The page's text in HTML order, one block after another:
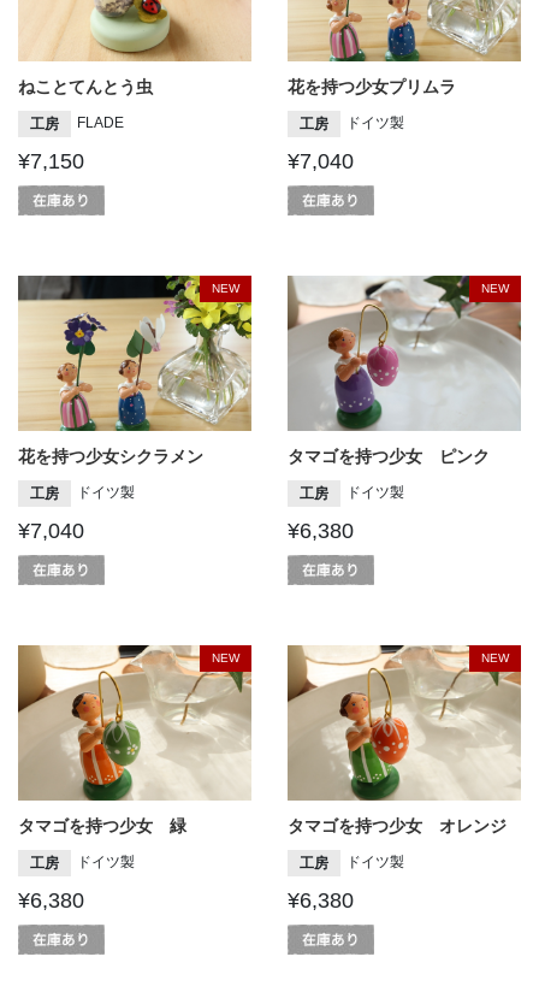
ねことてんとう虫
工房 FLADE
¥7,150
花を持つ少女プリムラ
工房 ドイツ製
¥7,040
NEW
花を持つ少女シクラメン
工房 ドイツ製
¥7,040
NEW
タマゴを持つ少女 ピンク
工房 ドイツ製
¥6,380
NEW
タマゴを持つ少女 緑
工房 ドイツ製
¥6,380
NEW
タマゴを持つ少女 オレンジ
工房 ドイツ製
¥6,380